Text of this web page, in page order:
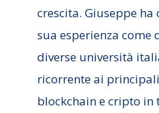
crescita. Giuseppe
sua esperienza come
diverse università
ricorrente ai
blockchain e cripto in